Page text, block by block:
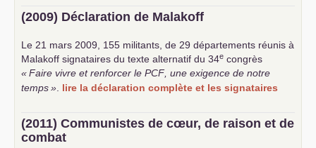
(2009) Déclaration de Malakoff
Le 21 mars 2009, 155 militants, de 29 départements réunis à
Malakoff signataires du texte alternatif du 34e congrès
«Faire vivre et renforcer le PCF, une exigence de notre
temps». lire la déclaration complète et les signataires
(2011) Communistes de cœur, de raison et de
combat